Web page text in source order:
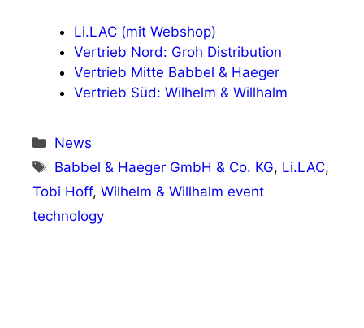
Li.LAC (mit Webshop)
Vertrieb Nord: Groh Distribution
Vertrieb Mitte Babbel & Haeger
Vertrieb Süd: Wilhelm & Willhalm
Kategorien
News
Schlagwörter
Babbel & Haeger GmbH & Co. KG, Li.LAC,
Tobi Hoff, Wilhelm & Willhalm event
technology